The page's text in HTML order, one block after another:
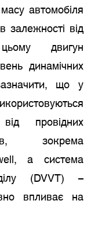
автомобіля
залежності від
двигун
динамічних
що у
провідних
зокрема
а система
(DVVT) –
впливає на